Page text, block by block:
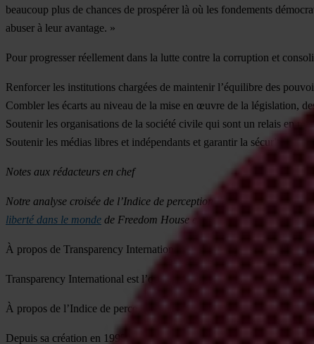
beaucoup plus de chances de prospérer là où les fondements
abuser à leur avantage. »
Pour progresser réellement dans la lutte contre la corruption et
Renforcer les institutions chargées de maintenir l’équilibre des
Combler les écarts au niveau de la mise en œuvre de la législation,
Soutenir les organisations de la société civile qui sont un relais en
Soutenir les médias libres et indépendants et garantir la sécurité des
Notes aux rédacteurs en chef
Notre analyse croisée de l’Indice de perception de la corruption 2018
liberté dans le monde de Freedom House et duRapport annuel sur
À propos de Transparency International
Transparency International est l’organisation mondiale de la société
À propos de l’Indice de perception de la corruption
Depuis sa création en 1995, l’Indice de perception de la corruption